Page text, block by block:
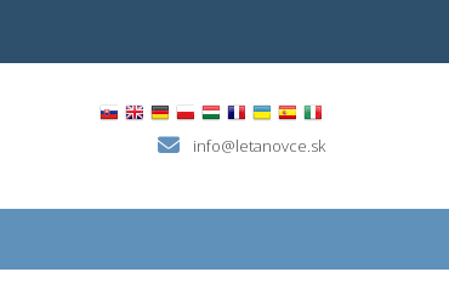
info@letanovce.sk